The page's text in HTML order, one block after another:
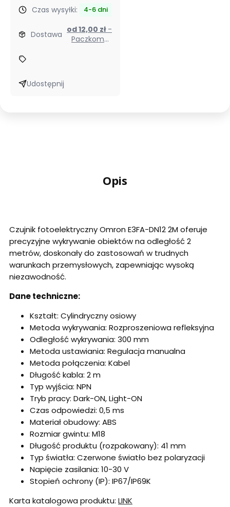
fotoelektryczny
Czas wysyłki: 4-6 dni
Dostawa od 12,00 zł -
Paczkomat
Udostępnij
Opis
Czujnik fotoelektryczny Omron E3FA-DN12 2M oferuje
precyzyjne wykrywanie obiektów na odległość 2
metrów, doskonały do zastosowań w trudnych
warunkach przemysłowych, zapewniając wysoką
niezawodność.
Dane techniczne:
Kształt: Cylindryczny osiowy
Metoda wykrywania: Rozproszeniowa refleksyjna
Odległość wykrywania: 300 mm
Metoda ustawiania: Regulacja manualna
Metoda połączenia: Kabel
Długość kabla: 2 m
Typ wyjścia: NPN
Tryb pracy: Dark-ON, Light-ON
Czas odpowiedzi: 0,5 ms
Materiał obudowy: ABS
Rozmiar gwintu: M18
Długość produktu (rozpakowany): 41 mm
Typ światła: Czerwone światło bez polaryzacji
Napięcie zasilania: 10-30 V
Stopień ochrony (IP): IP67/IP69K
Karta katalogowa produktu: LINK